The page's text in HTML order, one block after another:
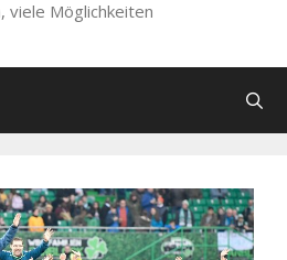
viele Möglichkeiten